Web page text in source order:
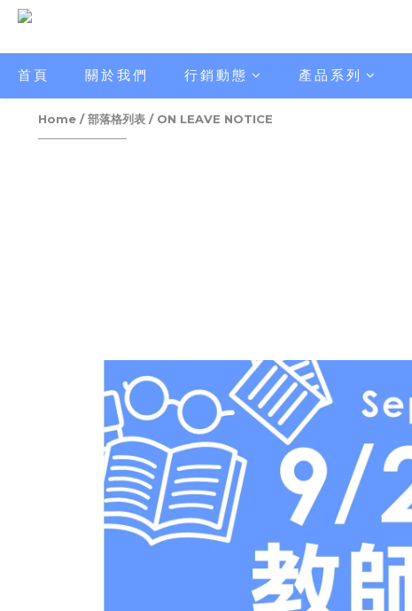
首頁 關於我們 行銷動態 產品系列
Home /部落格列表 / ON LEAVE NOTICE